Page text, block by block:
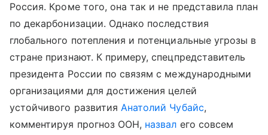
Россия. Кроме того, она так и не представила план
по декарбонизации. Однако последствия
глобального потепления и потенциальные угрозы в
стране признают. К примеру, спецпредставитель
президента России по связям с международными
организациями для достижения целей
устойчивого развитияАнатолий Чубайс,
комментируя прогноз ООН, назвал его совсем